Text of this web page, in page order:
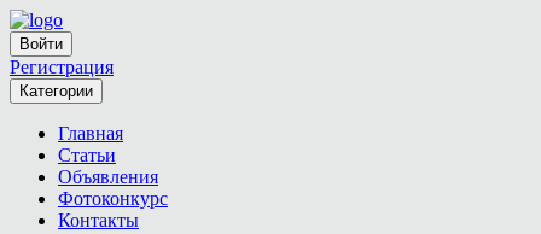
Войти
Регистрация
Категории
Главная
Статьи
Объявления
Фотоконкурс
Контакты